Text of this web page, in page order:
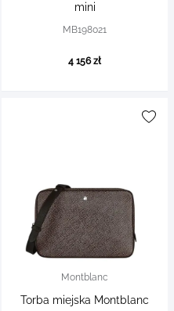
mini
MB198021
4 156 zł
Montblanc
Torba miejska Montblanc